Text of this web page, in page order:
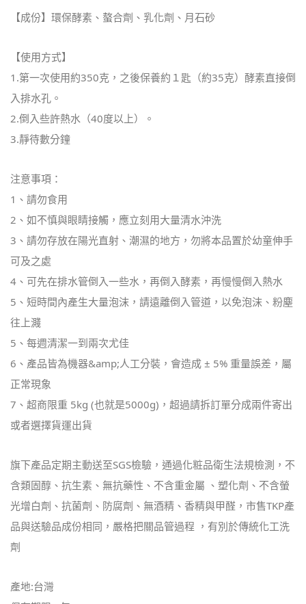
【成份】環保酵素、螯合劑、乳化劑、月石砂
【使用方式】
1.第一次使用約350克，之後保養約１匙（約35克）酵素直接倒
入排水孔。
2.倒入些許熱水（40度以上）。
3.靜待數分鐘
注意事項：
1、請勿食用
2、如不慎與眼睛接觸，應立刻用大量清水沖洗
3、請勿存放在陽光直射、潮濕的地方，勿將本品置於幼童伸手
可及之處
4、可先在排水管倒入一些水，再倒入酵素，再慢慢倒入熱水
5、短時間內產生大量泡沫，請遠離倒入管道，以免泡沫、粉塵
往上濺
5、每週清潔一到兩次尤佳
6、產品皆為機器&amp;人工分裝，會造成 ± 5% 重量誤差，屬
正常現象
7、超商限重 5kg (也就是5000g)，超過請拆訂單分成兩件寄出
或者選擇貨運出貨
旗下產品定期主動送至SGS檢驗，通過化粧品衛生法規檢測，不
含類固醇、抗生素、無抗藥性、不含重金屬 、塑化劑、不含螢
光增白劑、抗菌劑、防腐劑、無酒精、香精與甲醛，市售TKP產
品與送驗品成份相同，嚴格把關品管過程 ，有別於傳統化工洗
劑
產地:台灣